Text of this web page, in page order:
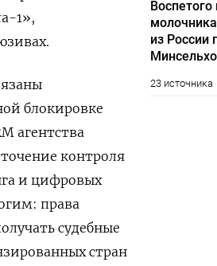
1»,
блокировке
агентства
контроля
и цифровых
права
судебные
стран